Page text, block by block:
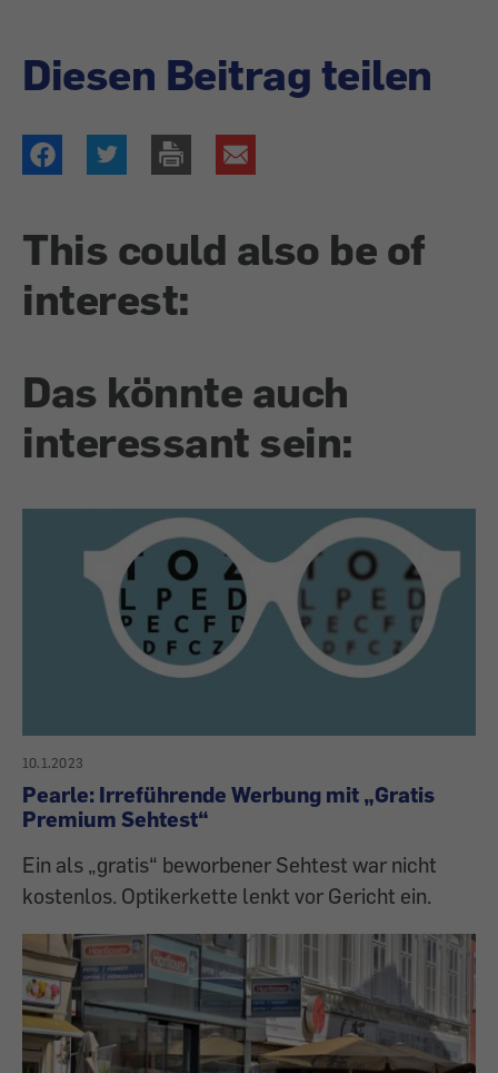
Diesen Beitrag teilen
This could also be of
interest:
Das könnte auch
interessant sein:
10.1.2023
Pearle: Irreführende Werbung mit „Gratis
Premium Sehtest“
Ein als „gratis“ beworbener Sehtest war nicht
kostenlos. Optikerkette lenkt vor Gericht ein.